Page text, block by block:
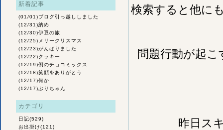
新着記事
(01/01)ブログ引っ越ししました
(12/31)納め
(12/30)伊豆の旅
(12/25) メリークリスマス
(12/23)がんばりました
(12/22)クッキー
(12/19)例のチョコミックス
(12/18)笑顔をありがとう
(12/17)何か
(12/17) ぶりちゃん
カテゴリ
日記(529)
お出掛け(121)
検索すると他に
問題行動が起
昨日ス